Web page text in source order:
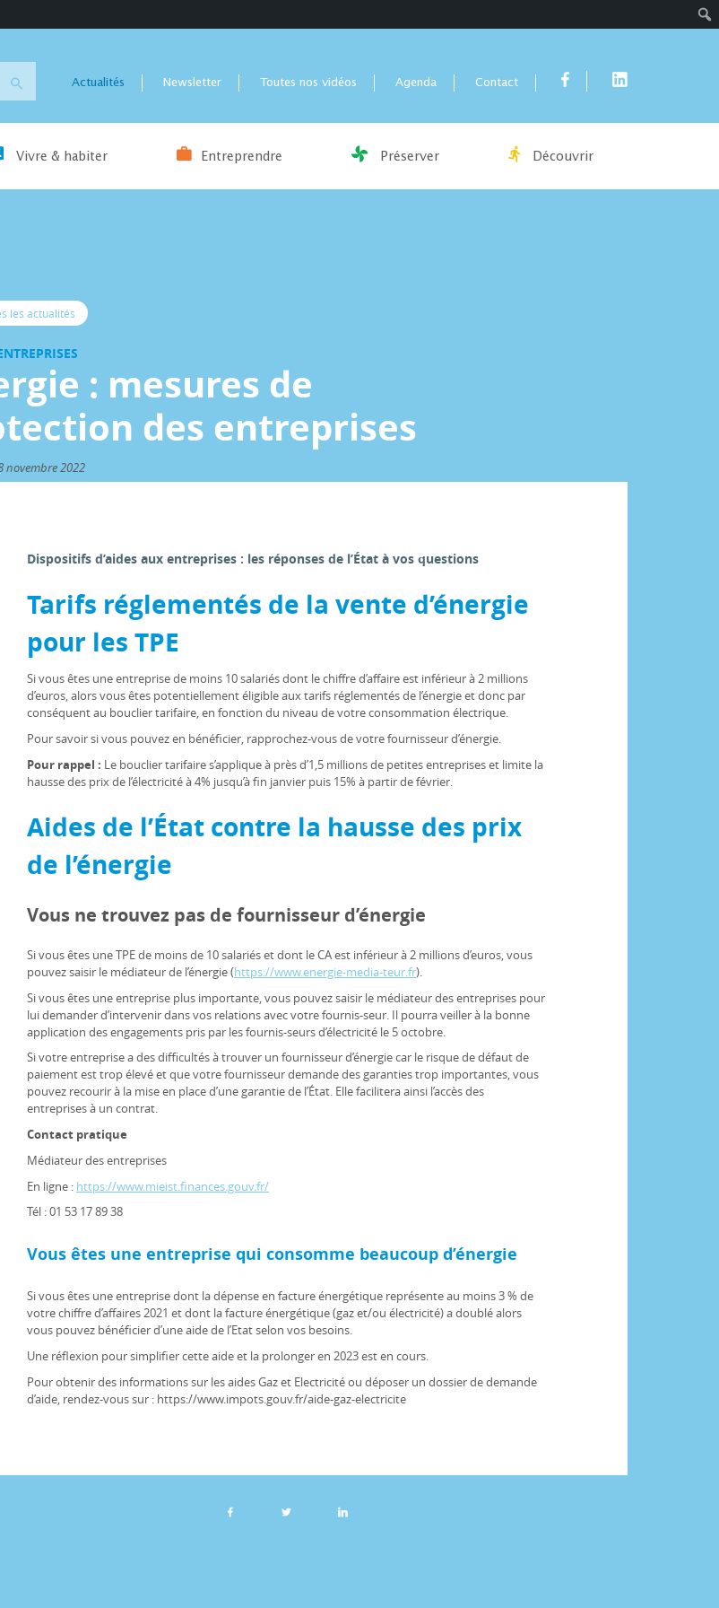
Actualités Newsletter Toutes nos vidéos Agenda Contact
Vivre & habiter Entreprendre Préserver Découvrir
les actualités
: mesures de
des entreprises
novembre 2022
Dispositifs d’aides aux entreprises : les réponses de l’État à vos questions
Tarifs réglementés de la vente d’énergie
pour les TPE
Si vous êtes une entreprise de moins 10 salariés dont le chiffre d’affaire est inférieur à 2 millions
d’euros, alors vous êtes potentiellement éligible aux tarifs réglementés de l’énergie et donc par
conséquent au bouclier tarifaire, en fonction du niveau de votre consommation électrique.
Pour savoir si vous pouvez en bénéficier, rapprochez-vous de votre fournisseur d’énergie.
Pour rappel : Le bouclier tarifaire s’applique à près d’1,5 millions de petites entreprises et limite la
hausse des prix de l’électricité à 4% jusqu’à fin janvier puis 15% à partir de février.
Aides de l’État contre la hausse des prix
de l’énergie
Vous ne trouvez pas de fournisseur d’énergie
Si vous êtes une TPE de moins de 10 salariés et dont le CA est inférieur à 2 millions d’euros, vous
pouvez saisir le médiateur de l’énergie (https://www.energie-media-teur.fr).
Si vous êtes une entreprise plus importante, vous pouvez saisir le médiateur des entreprises pour
lui demander d’intervenir dans vos relations avec votre fournis-seur. Il pourra veiller à la bonne
application des engagements pris par les fournis-seurs d’électricité le 5 octobre.
Si votre entreprise a des difficultés à trouver un fournisseur d’énergie car le risque de défaut de
paiement est trop élevé et que votre fournisseur demande des garanties trop importantes, vous
pouvez recourir à la mise en place d’une garantie de l’État. Elle facilitera ainsi l’accès des
entreprises à un contrat.
Contact pratique
Médiateur des entreprises
En ligne : https://www.mieist.finances.gouv.fr/
Tél : 01 53 17 89 38
Vous êtes une entreprise qui consomme beaucoup d’énergie
Si vous êtes une entreprise dont la dépense en facture énergétique représente au moins 3 % de
votre chiffre d’affaires 2021 et dont la facture énergétique (gaz et/ou électricité) a doublé alors
vous pouvez bénéficier d’une aide de l’Etat selon vos besoins.
Une réflexion pour simplifier cette aide et la prolonger en 2023 est en cours.
Pour obtenir des informations sur les aides Gaz et Electricité ou déposer un dossier de demande
d’aide, rendez-vous sur : https://www.impots.gouv.fr/aide-gaz-electricite